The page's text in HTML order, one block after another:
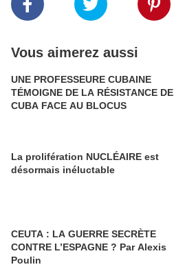
Vous aimerez aussi
UNE PROFESSEURE CUBAINE
TÉMOIGNE DE LA RÉSISTANCE DE
CUBA FACE AU BLOCUS
La prolifération NUCLÉAIRE est
désormais inéluctable
CEUTA : LA GUERRE SECRÈTE
CONTRE L’ESPAGNE ? Par Alexis
Poulin